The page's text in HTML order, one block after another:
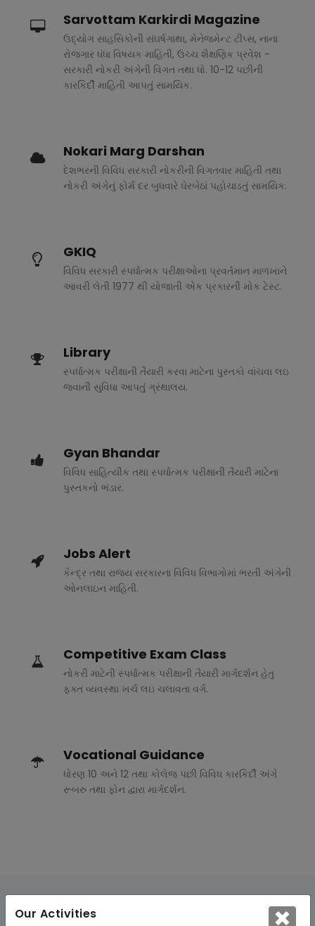
Our Activities
Sarvottam Karkirdi Magazine
ઉદ્યોગ સાહસિકોની સંઘર્ષગાથા, મેનેજમેન્ટ ટીપ્સ, નાના
રોજગાર ધંધા વિષયક માહિતી, ઉચ્ચ શૈક્ષણિક પ્રવેશ -
સરકારી નોકરી અંગેની વિગત તથા ધો. 10-12 પછીની
કારકિર્દી માહિતી આપતું સામયિક.
Nokari Marg Darshan
દેશભરની વિવિધ સરકારી નોકરીની વિગતવાર માહિતી તથા
નોકરી અંગેનું ફોર્મ દર બુધવારે ઘેરબેઠાં પહોચાડતું સામયિક.
GKIQ
વિવિધ સરકારી સ્પર્ધાત્મક પરીક્ષાઓના પ્રવર્તમાન માળખાને
આવરી લેતી 1977 થી યોજાતી એક પ્રકારની મોક ટેસ્ટ.
Library
સ્પર્ધાત્મક પરીક્ષાની તૈયારી કરવા માટેના પુસ્તકો વાંચવા લઇ
જવાની સુવિધા આપતું ગ્રંથાલય.
Gyan Bhandar
વિવિધ સાહિત્યીક તથા સ્પર્ધાત્મક પરીક્ષાની તૈયારી માટેના
પુસ્તકનો ભંડાર.
Jobs Alert
કેન્દ્ર તથા રાજ્ય સરકારના વિવિધ વિભાગોમાં ભરતી અંગેની
ઓનલાઇન માહિતી.
Competitive Exam Class
નોકરી માટેની સ્પર્ધાત્મક પરીક્ષાની તૈયારી માર્ગદર્શન હેતુ
ફક્ત વ્યવસ્થા ખર્ચ લઇ ચલાવતા વર્ગ.
Vocational Guidance
ધોરણ 10 અને 12 તથા કોલેજ પછી વિવિધ કારકિર્દી અંગે
રૂબરુ તથા ફોન દ્વારા માર્ગદર્શન.